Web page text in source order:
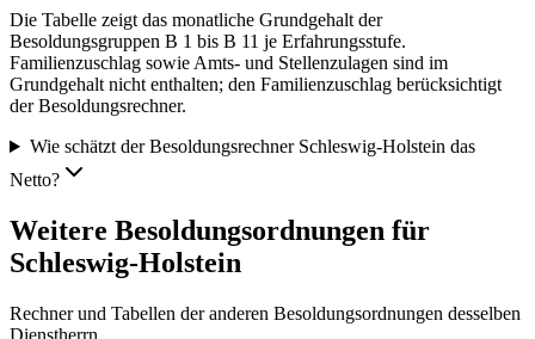
Die Tabelle zeigt das monatliche Grundgehalt der
Besoldungsgruppen B 1 bis B 11 je Erfahrungsstufe.
Familienzuschlag sowie Amts- und Stellenzulagen sind im
Grundgehalt nicht enthalten; den Familienzuschlag berücksichtigt
der Besoldungsrechner.
Wie schätzt der Besoldungsrechner Schleswig-Holstein das
Netto?
Weitere Besoldungsordnungen für
Schleswig-Holstein
Rechner und Tabellen der anderen Besoldungsordnungen desselben
Dienstherrn.